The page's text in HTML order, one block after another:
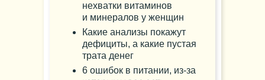
6 ошибок в питании, из-за
Какие анализы покажут
дефициты, а какие пустая
трата денег
нехватки витаминов
и минералов у женщин